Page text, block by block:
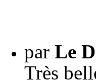
par Le
Très